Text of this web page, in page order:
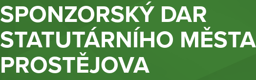
SPONZORSKÝ DAR
STATUTÁRNÍHO MĚSTA
PROSTĚJOVA